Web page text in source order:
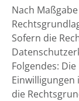
Nach
Sofern die
Folgendes:
Einwilligungen
die